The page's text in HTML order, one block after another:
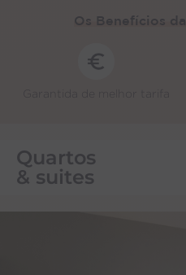
Os Benefícios da
Quartos
& suites